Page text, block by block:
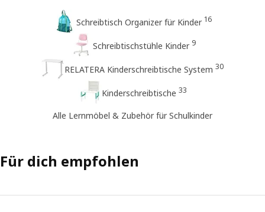
Schreibtisch Organizer für Kinder 16
Schreibtischstühle Kinder 9
RELATERA Kinderschreibtische System 30
Kinderschreibtische 33
Alle Lernmöbel & Zubehör für Schulkinder
Für dich empfohlen